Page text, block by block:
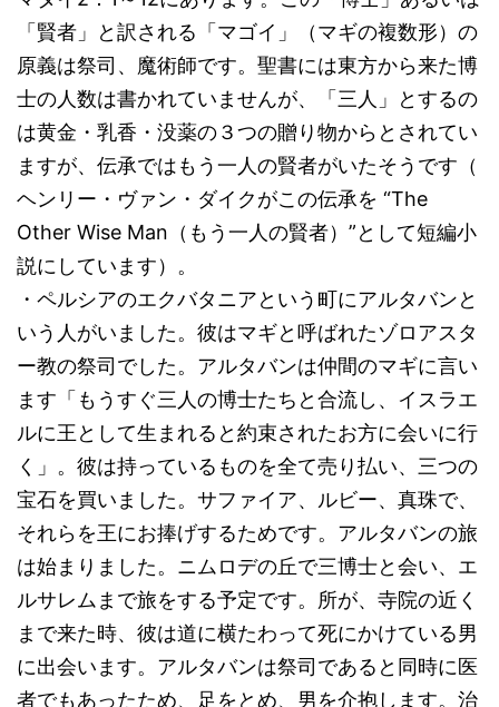
「賢者」と訳される「マゴイ」（マギの複数形）の
原義は祭司、魔術師です。聖書には東方から来た博
士の人数は書かれていませんが、「三人」とするの
は黄金・乳香・没薬の３つの贈り物からとされてい
ますが、伝承ではもう一人の賢者がいたそうです（
ヘンリー・ヴァン・ダイクがこの伝承を “The
Other Wise Man（もう一人の賢者）”として短編小
説にしています）。
・ペルシアのエクバタニアという町にアルタバンと
いう人がいました。彼はマギと呼ばれたゾロアスタ
ー教の祭司でした。アルタバンは仲間のマギに言い
ます「もうすぐ三人の博士たちと合流し、イスラエ
ルに王として生まれると約束されたお方に会いに行
く」。彼は持っているものを全て売り払い、三つの
宝石を買いました。サファイア、ルビー、真珠で、
それらを王にお捧げするためです。アルタバンの旅
は始まりました。ニムロデの丘で三博士と会い、エ
ルサレムまで旅をする予定です。所が、寺院の近く
まで来た時、彼は道に横たわって死にかけている男
に出会います。アルタバンは祭司であると同時に医
者でもあったため、足をとめ、男を介抱します。治